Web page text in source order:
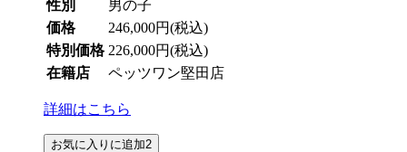
性別
男の子
価格
246,000円(税込)
特別価格 226,000円(税込)
在籍店
ペッツワン堅田店
詳細はこちら
お気に入りに追加2